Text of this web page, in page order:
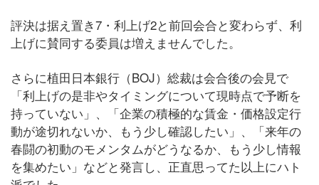
評決は据え置き7・利上げ2と前回会合と変わらず、利
上げに賛同する委員は増えませんでした。
さらに植田日本銀行（BOJ）総裁は会合後の会見で
「利上げの是非やタイミングについて現時点で予断を
持っていない」、「企業の積極的な賃金・価格設定行
動が途切れないか、もう少し確認したい」、「来年の
春闘の初動のモメンタムがどうなるか、もう少し情報
を集めたい」などと発言し、正直思ってた以上にハト